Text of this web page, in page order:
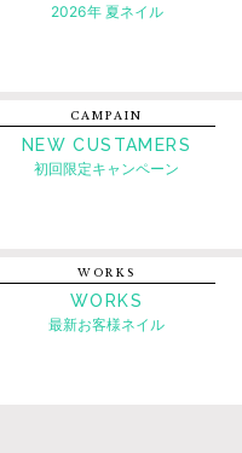
2026年 夏ネイル
CAMPAIN
NEW CUSTAMERS
初回限定キャンペーン
WORKS
WORKS
最新お客様ネイル